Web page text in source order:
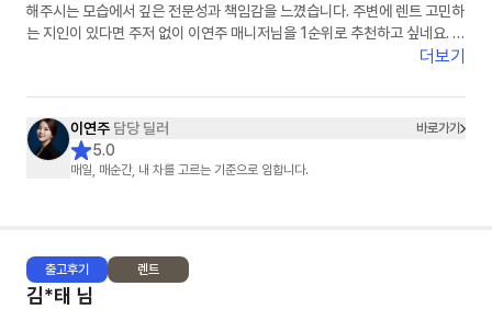
해주시는 모습에서 깊은 전문성과 책임감을 느꼈습니다. 주변에 렌트 고민하
는 지인이 있다면 주저 없이 이연주 매니저님을 1순위로 추천하고 싶네요. 마
지막까지 무사고를 기원하며 챙겨주신 선물도 차에 예쁘게 잘 달고 다니겠습
더보기
이연주 담당 딜러 바로가기
5.0
매일, 매순간, 내 차를 고르는 기준으로 임합니다.
출고후기 렌트
김*태 님